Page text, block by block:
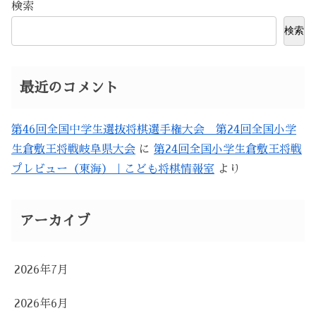
検索
検索
最近のコメント
第46回全国中学生選抜将棋選手権大会 第24回全国小学
生倉敷王将戦岐阜県大会 に 第24回全国小学生倉敷王将戦
プレビュー（東海）｜こども将棋情報室 より
アーカイブ
2026年7月
2026年6月